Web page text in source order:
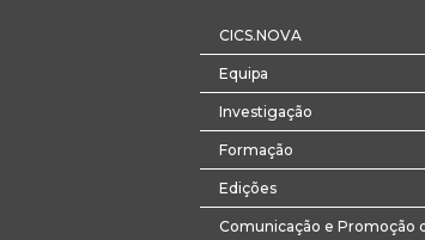
CICS.NOVA
Equipa
Investigação
Formação
Edições
Comunicação e Promoção